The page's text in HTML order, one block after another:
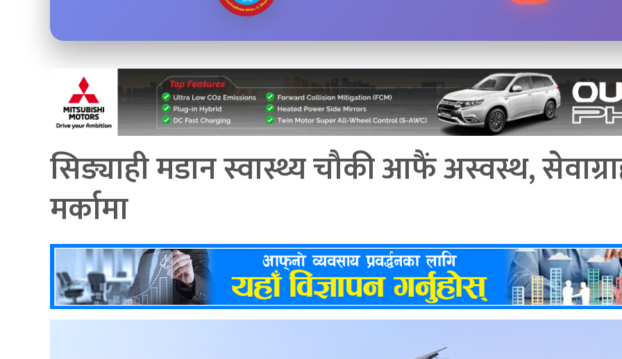
सिङ्याही मडान स्वास्थ्य चौकी आफैं अस्वस्थ,
मर्कामा